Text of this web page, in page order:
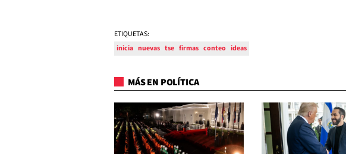
ETIQUETAS:
inicia nuevas tse firmas conteo ideas
MÁS EN POLÍTICA